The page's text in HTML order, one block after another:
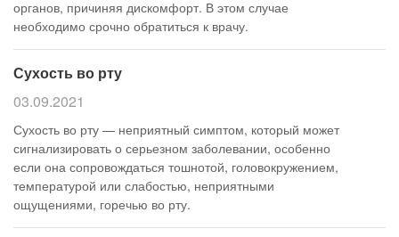
органов, причиняя дискомфорт. В этом случае
необходимо срочно обратиться к врачу.
Сухость во рту
03.09.2021
Сухость во рту — неприятный симптом, который может
сигнализировать о серьезном заболевании, особенно
если она сопровождаться тошнотой, головокружением,
температурой или слабостью, неприятными
ощущениями, горечью во рту.